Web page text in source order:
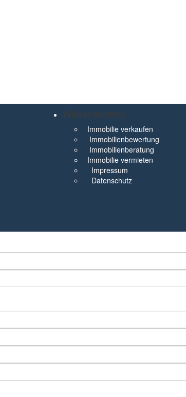
Wissenswertes
Immobilie verkaufen
Immobilienbewertung
Immobilienberatung
Immobilie vermieten
Impressum
Datenschutz